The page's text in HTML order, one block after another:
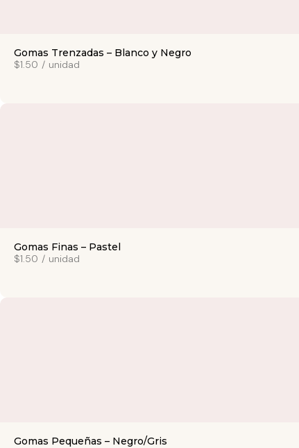
Gomas Trenzadas – Blanco y Negro
$1.50 / unidad
Gomas Finas – Pastel
$1.50 / unidad
Gomas Pequeñas – Negro/Gris